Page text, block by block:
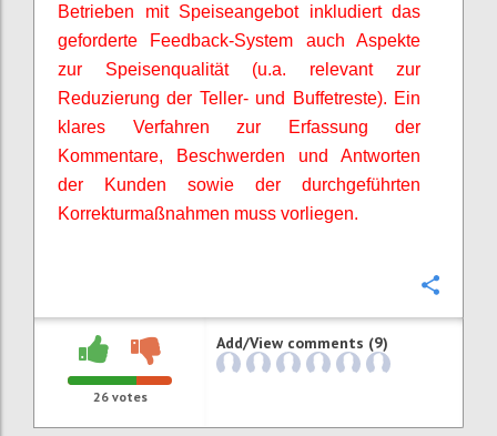
Betrieben mit Speiseangebot inkludiert das
geforderte Feedback-System auch Aspekte
zur Speisenqualität (u.a. relevant zur
Reduzierung der Teller- und Buffetreste). Ein
klares Verfahren zur Erfassung der
Kommentare, Beschwerden und Antworten
der Kunden sowie der durchgeführten
Korrekturmaßnahmen muss vorliegen.
26votes
Add/View comments (9)